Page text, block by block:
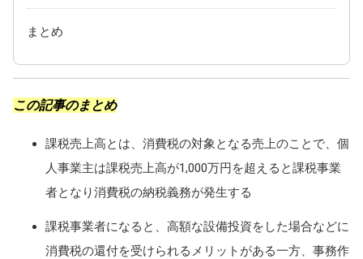
まとめ
この記事のまとめ
課税売上高とは、消費税の対象となる売上のことで、個
人事業主は課税売上高が1,000万円を超えると課税事業
者となり消費税の納税義務が発生する
課税事業者になると、高額な設備投資をした場合などに
消費税の還付を受けられるメリットがある一方、事務作
鹿児島県 宮崎県